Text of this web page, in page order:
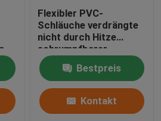
Flexibler PVC-
Schläuche verdrängte
nicht durch Hitze
schrumpfbarer
Dehnfestigkeit ≥ 10,41
Mpa
Bestpreis
Kontakt